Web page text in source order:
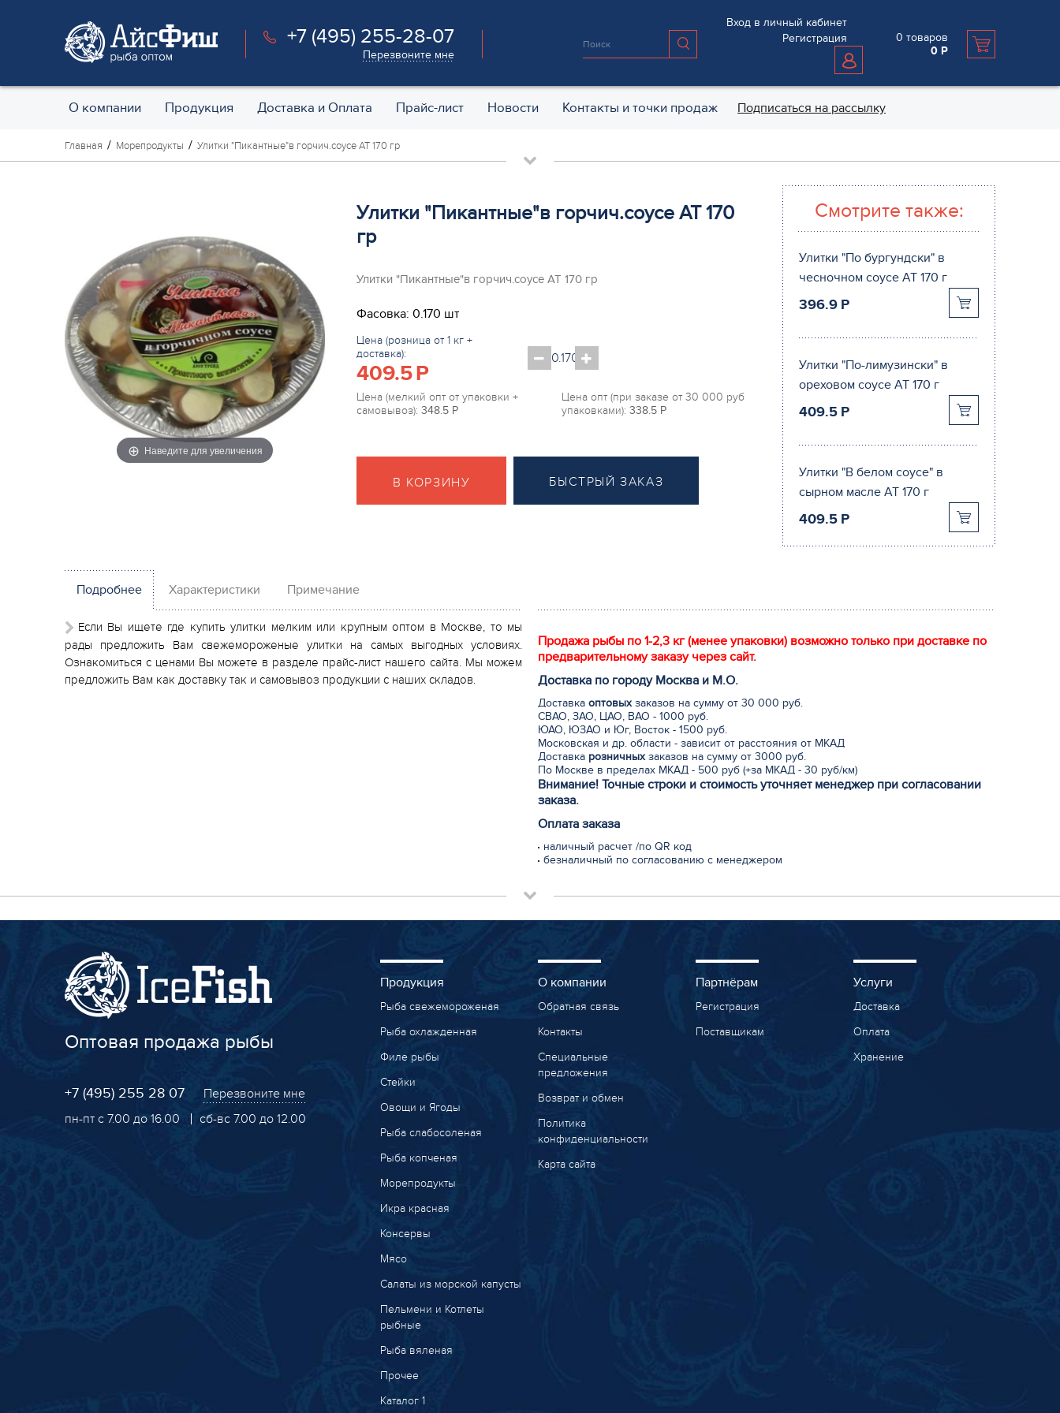
+7 (495) 255-28-07
Перезвоните мне
Вход в личный кабинет
Регистрация
0 товаров
0 Р
О компании Продукция Доставка и Оплата Прайс-лист Новости Контакты и точки продаж Подписаться на рассылку
Главная Морепродукты Улитки "Пикантные"в горчич.соусе АТ 170 гр
Наведите для увеличения
Улитки "Пикантные"в горчич.соусе АТ 170
гр
Улитки "Пикантные"в горчич.соусе АТ 170 гр
Фасовка: 0.170 шт
Цена (розница от 1 кг +
доставка):
409.5P
Цена (мелкий опт от упаковки +
самовывоз): 348.5 P
Цена опт (при заказе от 30 000 руб
упаковками): 338.5 P
В КОРЗИНУ БЫСТРЫЙ ЗАКАЗ
Смотрите также:
Улитки "По бургундски" в
чесночном соусе АТ 170 г
396.9 P
Улитки "По-лимузински" в
ореховом соусе АТ 170 г
409.5 P
Улитки "В белом соусе" в
сырном масле АТ 170 г
409.5 P
Подробнее Характеристики Примечание
Если Вы ищете где купить улитки мелким или крупным оптом в Москве, то мы
рады предложить Вам свежемороженые улитки на самых выгодных условиях.
Ознакомиться с ценами Вы можете в разделе прайс-лист нашего сайта. Мы можем
предложить Вам как доставку так и самовывоз продукции с наших складов.
Продажа рыбы по 1-2,3 кг (менее упаковки) возможно только при доставке по
предварительному заказу через сайт.
Доставка по городу Москва и М.О.
Доставка оптовыхзаказов на сумму от 30 000 руб.
СВАО, ЗАО, ЦАО, ВАО - 1000 руб.
ЮАО, ЮЗАО и Юг, Восток - 1500 руб.
Московская и др. области - зависит от расстояния от МКАД
Доставка розничныхзаказов на сумму от 3000 руб.
По Москве в пределах МКАД - 500 руб (+за МКАД - 30 руб/км)
Внимание! Точные строки и стоимость уточняет менеджер при согласовании
заказа.
Оплата заказа
наличный расчет /по QR код
безналичный по согласованию с менеджером
Оптовая продажа рыбы
+7 (495) 255 28 07
Перезвоните мне
пн-пт с 7.00 до 16.00
сб-вс 7.00 до 12.00
Продукция
Рыба свежемороженая
Рыба охлажденная
Филе рыбы
Стейки
Овощи и Ягоды
Рыба слабосоленая
Рыба копченая
Морепродукты
Икра красная
Консервы
Мясо
Салаты из морской капусты
Пельмени и Котлеты
рыбные
Рыба вяленая
Прочее
Каталог 1
О компании
Обратная связь
Контакты
Специальные
предложения
Возврат и обмен
Политика
конфиденциальности
Карта сайта
Партнёрам
Регистрация
Поставщикам
Услуги
Доставка
Оплата
Хранение